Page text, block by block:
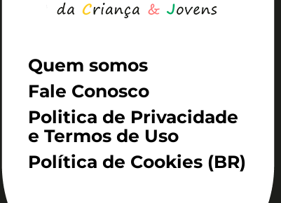
Quem somos
Fale Conosco
Politica de Privacidade
e Termos de Uso
Política de Cookies (BR)